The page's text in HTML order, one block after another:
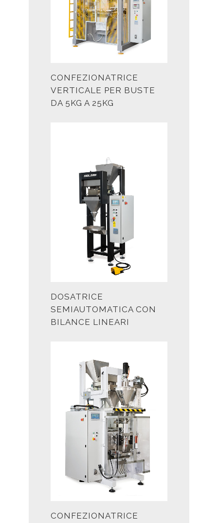
CONFEZIONATRICE
VERTICALE PER BUSTE
DA 5KG A 25KG
DOSATRICE
SEMIAUTOMATICA CON
BILANCE LINEARI
CONFEZIONATRICE